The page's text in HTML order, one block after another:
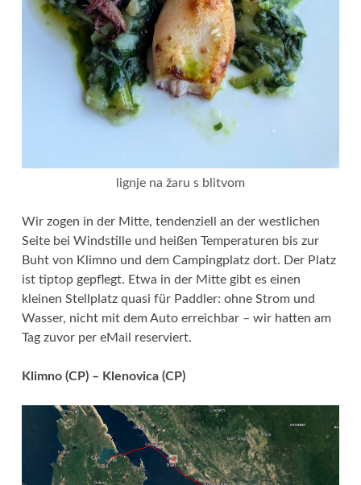
lignje na žaru s blitvom
Wir zogen in der Mitte, tendenziell an der westlichen
Seite bei Windstille und heißen Temperaturen bis zur
Buht von Klimno und dem Campingplatz dort. Der Platz
ist tiptop gepflegt. Etwa in der Mitte gibt es einen
kleinen Stellplatz quasi für Paddler: ohne Strom und
Wasser, nicht mit dem Auto erreichbar – wir hatten am
Tag zuvor per eMail reserviert.
Klimno (CP) – Klenovica (CP)